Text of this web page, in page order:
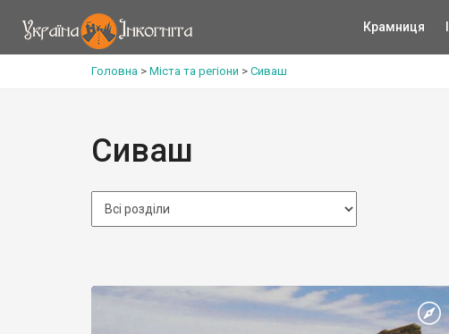
Крамниця
Головна > Міста та регіони > Сиваш
Сиваш